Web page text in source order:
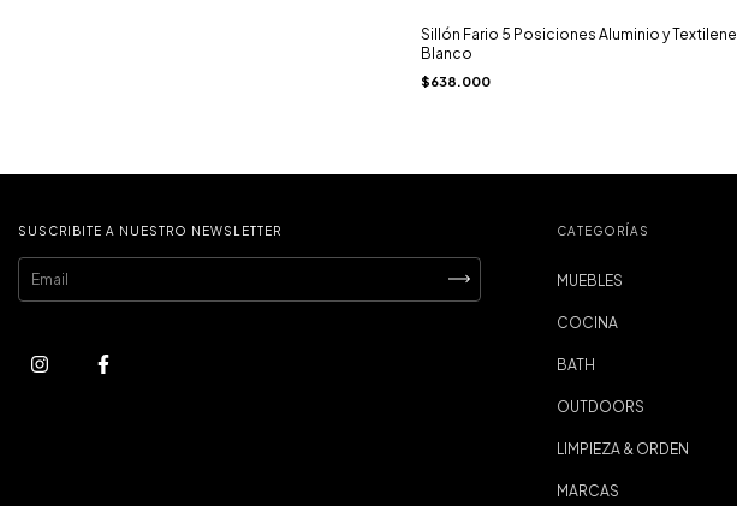
Sillón Fario 5 Posiciones Aluminio y Textilene
Blanco
$638.000
SUSCRIBITE A NUESTRO NEWSLETTER CATEGORÍAS
MUEBLES
COCINA
BATH
OUTDOORS
LIMPIEZA & ORDEN
MARCAS